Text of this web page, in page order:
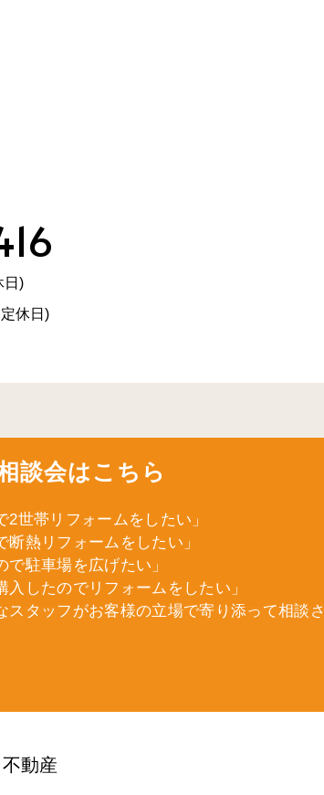
日)
休日)
談会はこちら
2世帯リフォームをしたい」
断熱リフォームをしたい」
で駐車場を広げたい」
入したのでリフォームをしたい」
スタッフがお客様の立場で寄り添って相談さ
不動産